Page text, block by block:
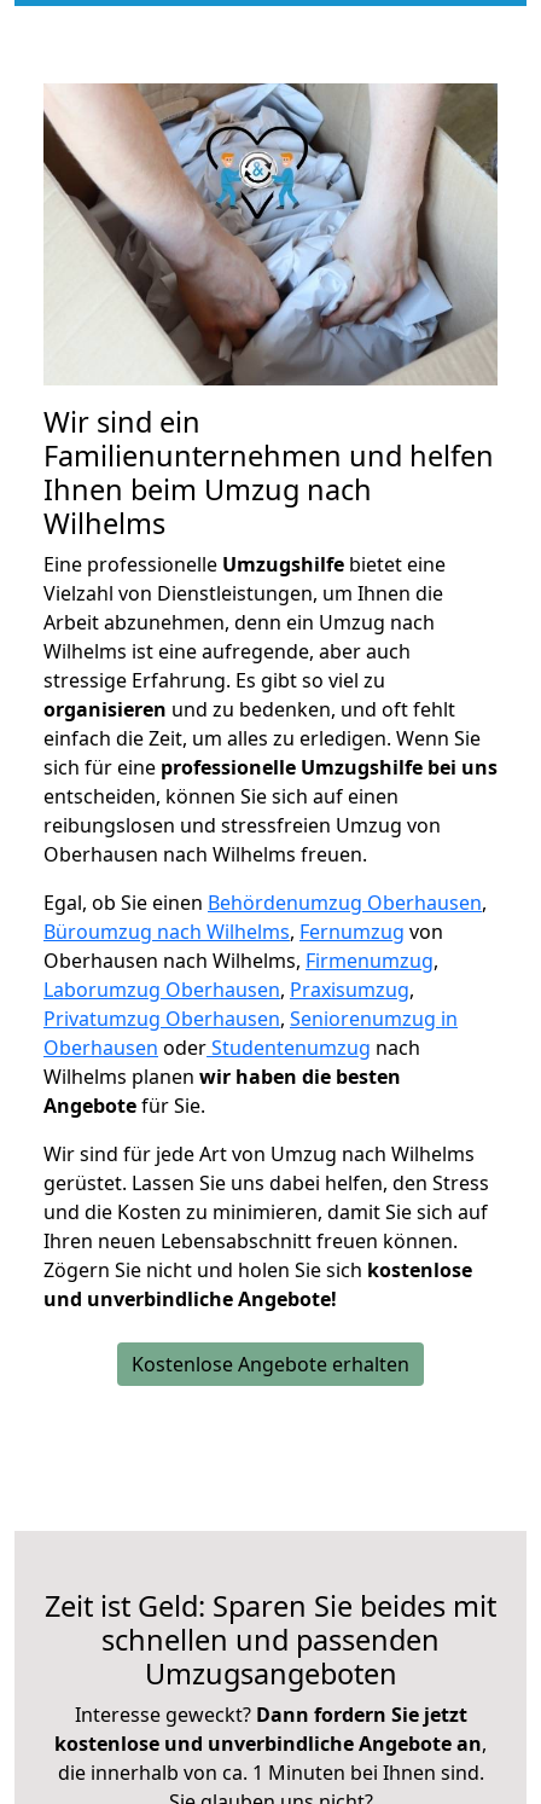
Wir sind ein
Familienunternehmen und helfen
Ihnen beim Umzug nach
Wilhelms
Eine professionelle Umzugshilfe bietet eine
Vielzahl von Dienstleistungen, um Ihnen die
Arbeit abzunehmen, denn ein Umzug nach
Wilhelms ist eine aufregende, aber auch
stressige Erfahrung. Es gibt so viel zu
organisieren und zu bedenken, und oft fehlt
einfach die Zeit, um alles zu erledigen. Wenn Sie
sich für eine professionelle Umzugshilfe bei uns
entscheiden, können Sie sich auf einen
reibungslosen und stressfreien Umzug von
Oberhausen nach Wilhelms freuen.
Egal, ob Sie einen Behördenumzug Oberhausen,
Büroumzug nach Wilhelms, Fernumzug von
Oberhausen nach Wilhelms, Firmenumzug,
Laborumzug Oberhausen, Praxisumzug,
Privatumzug Oberhausen, Seniorenumzug in
Oberhausen oderStudentenumzug nach
Wilhelms planen wir haben die besten
Angebotefür Sie.
Wir sind für jede Art von Umzug nach Wilhelms
gerüstet. Lassen Sie uns dabei helfen, den Stress
und die Kosten zu minimieren, damit Sie sich auf
Ihren neuen Lebensabschnitt freuen können.
Zögern Sie nicht und holen Sie sich kostenlose
und unverbindliche Angebote!
Kostenlose Angebote erhalten
Zeit ist Geld: Sparen Sie beides mit
schnellen und passenden
Umzugsangeboten
Interesse geweckt? Dann fordern Sie jetzt
kostenlose und unverbindliche Angebote an,
die innerhalb von ca. 1 Minuten bei Ihnen sind.